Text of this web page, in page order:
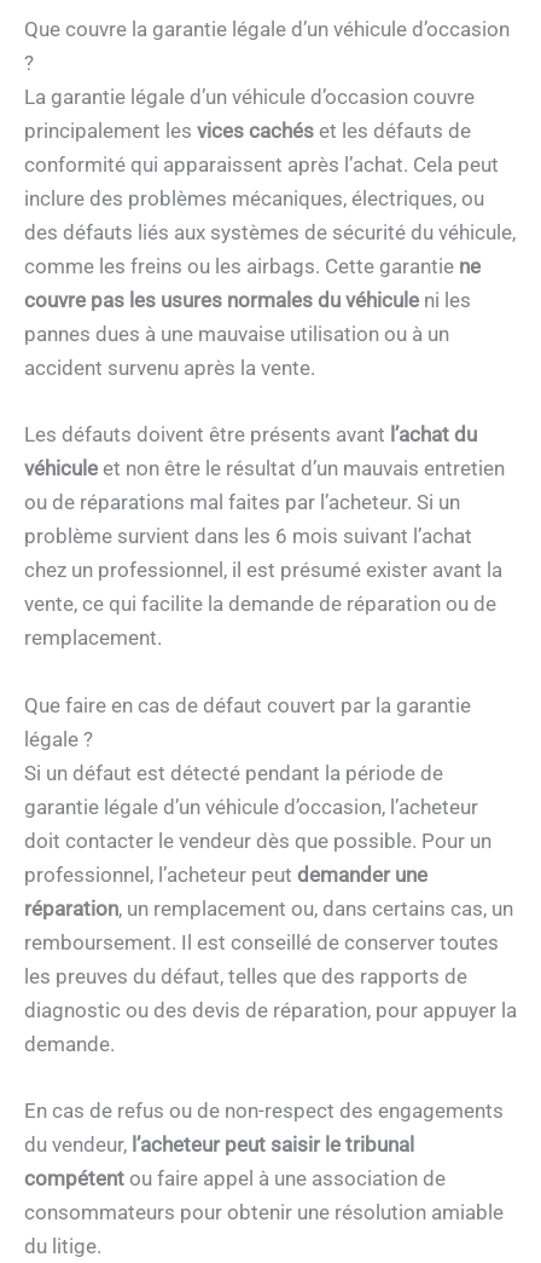
Que couvre la garantie légale d’un véhicule d’occasion
?
La garantie légale d’un véhicule d’occasion couvre
principalement les vices cachés et les défauts de
conformité qui apparaissent après l’achat. Cela peut
inclure des problèmes mécaniques, électriques, ou
des défauts liés aux systèmes de sécurité du véhicule,
comme les freins ou les airbags. Cette garantie ne
couvre pas les usures normales du véhicule ni les
pannes dues à une mauvaise utilisation ou à un
accident survenu après la vente.
Les défauts doivent être présents avant l’achat du
véhicule et non être le résultat d’un mauvais entretien
ou de réparations mal faites par l’acheteur. Si un
problème survient dans les 6 mois suivant l’achat
chez un professionnel, il est présumé exister avant la
vente, ce qui facilite la demande de réparation ou de
remplacement.
Que faire en cas de défaut couvert par la garantie
légale ?
Si un défaut est détecté pendant la période de
garantie légale d’un véhicule d’occasion, l’acheteur
doit contacter le vendeur dès que possible. Pour un
professionnel, l’acheteur peut demander une
réparation, un remplacement ou, dans certains cas, un
remboursement. Il est conseillé de conserver toutes
les preuves du défaut, telles que des rapports de
diagnostic ou des devis de réparation, pour appuyer la
demande.
En cas de refus ou de non-respect des engagements
du vendeur, l’acheteur peut saisir le tribunal
compétent ou faire appel à une association de
consommateurs pour obtenir une résolution amiable
du litige.